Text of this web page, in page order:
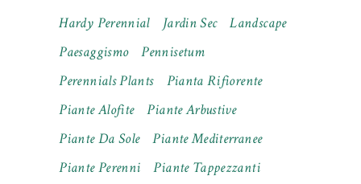
Hardy Perennial
Jardin Sec
Landscape
Paesaggismo
Pennisetum
Perennials Plants
Pianta Rifiorente
Piante Alofite
Piante Arbustive
Piante Da Sole
Piante Mediterranee
Piante Perenni
Piante Tappezzanti